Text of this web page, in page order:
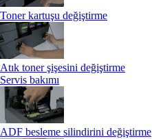
Toner kartuşu değiştirme
Atık toner şişesini değiştirme
Servis bakımı
ADF besleme silindirini değiştirme